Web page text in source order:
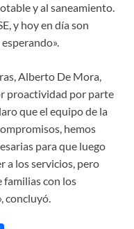
y al saneamiento.
y hoy en día son
Alberto De Mora,
proactividad por parte
que el equipo de la
hemos
para que luego
a los servicios, pero
con los
concluyó.